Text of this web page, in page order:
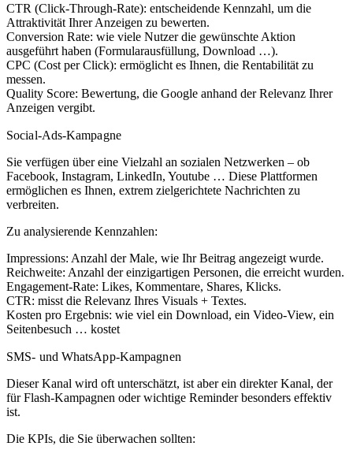
CTR (Click-Through-Rate): entscheidende Kennzahl, um die
Attraktivität Ihrer Anzeigen zu bewerten.
Conversion Rate: wie viele Nutzer die gewünschte Aktion
ausgeführt haben (Formularausfüllung, Download …).
CPC (Cost per Click): ermöglicht es Ihnen, die Rentabilität zu
messen.
Quality Score: Bewertung, die Google anhand der Relevanz Ihrer
Anzeigen vergibt.
Social-Ads-Kampagne
Sie verfügen über eine Vielzahl an sozialen Netzwerken – ob
Facebook, Instagram, LinkedIn, Youtube … Diese Plattformen
ermöglichen es Ihnen, extrem zielgerichtete Nachrichten zu
verbreiten.
Zu analysierende Kennzahlen:
Impressions: Anzahl der Male, wie Ihr Beitrag angezeigt wurde.
Reichweite: Anzahl der einzigartigen Personen, die erreicht wurden.
Engagement-Rate: Likes, Kommentare, Shares, Klicks.
CTR: misst die Relevanz Ihres Visuals + Textes.
Kosten pro Ergebnis: wie viel ein Download, ein Video-View, ein
Seitenbesuch … kostet
SMS- und WhatsApp-Kampagnen
Dieser Kanal wird oft unterschätzt, ist aber ein direkter Kanal, der
für Flash-Kampagnen oder wichtige Reminder besonders effektiv
ist.
Die KPIs, die Sie überwachen sollten: